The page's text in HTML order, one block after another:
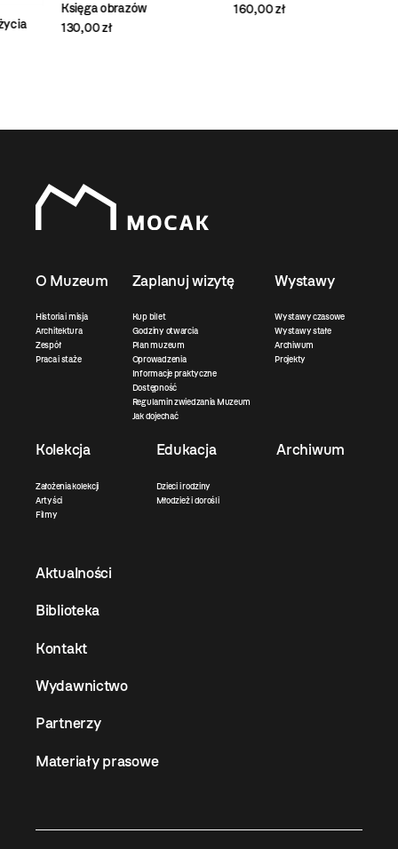
Księga obrazów
130,00 zł
160,00 zł
O Muzeum
Historia i misja
Architektura
Zespół
Praca i staże
Zaplanuj wizytę
Kup bilet
Godziny otwarcia
Plan muzeum
Oprowadzenia
Informacje praktyczne
Dostępność
Regulamin zwiedzania Muzeum
Jak dojechać
Wystawy
Wystawy czasowe
Wystawy stałe
Archiwum
Projekty
Kolekcja
Założenia kolekcji
Artyści
Filmy
Edukacja
Dzieci i rodziny
Młodzież i dorośli
Archiwum
Aktualności
Biblioteka
Kontakt
Wydawnictwo
Partnerzy
Materiały prasowe